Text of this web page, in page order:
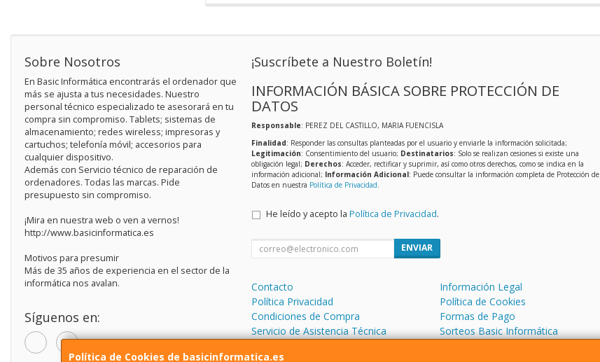
Política de Cookies de basicinformatica.es
Sobre Nosotros
En Basic Informática encontrarás el ordenador que
más se ajusta a tus necesidades. Nuestro
personal técnico especializado te asesorará en tu
compra sin compromiso. Tablets; sistemas de
almacenamiento; redes wireless; impresoras y
cartuchos; telefonía móvil; accesorios para
cualquier dispositivo.
Además con Servicio técnico de reparación de
ordenadores. Todas las marcas. Pide
presupuesto sin compromiso.
¡Mira en nuestra web o ven a vernos!
http://www.basicinformatica.es
Motivos para presumir
Más de 35 años de experiencia en el sector de la
informática nos avalan.
Síguenos en:
¡Suscríbete a Nuestro Boletín!
INFORMACIÓN BÁSICA SOBRE PROTECCIÓN DE
DATOS
Responsable: PEREZ DEL CASTILLO, MARIA FUENCISLA
Finalidad: Responder las consultas planteadas por el usuario y enviarle la información solicitada;
Legitimación: Consentimiento del usuario; Destinatarios: Solo se realizan cesiones si existe una
obligación legal; Derechos: Acceder, rectificar y suprimir, así como otros derechos, como se indica en la
información adicional; Información Adicional: Puede consultar la información completa de Protección de
Datos en nuestra Política de Privacidad.
He leído y acepto la Política de Privacidad.
ENVIAR
Contacto
Información Legal
Política Privacidad
Política de Cookies
Condiciones de Compra
Formas de Pago
Servicio de Asistencia Técnica
Sorteos Basic Informática